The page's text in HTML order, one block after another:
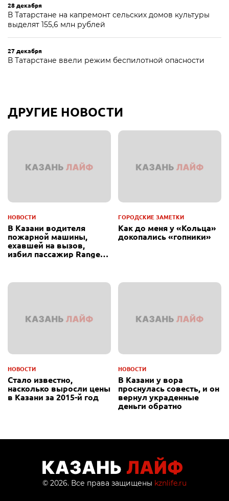
28 декабря
В Татарстане на капремонт сельских домов культуры
выделят 155,6 млн рублей
27 декабря
В Татарстане ввели режим беспилотной опасности
ДРУГИЕ НОВОСТИ
НОВОСТИ
В Казани водителя
пожарной машины,
ехавшей на вызов,
избил пассажир Range
ГОРОДСКИЕ ЗАМЕТКИ
Как до меня у «Кольца»
докопались «гопники»
НОВОСТИ
Стало известно,
насколько выросли цены
в Казани за 2015-й год
НОВОСТИ
В Казани у вора
проснулась совесть, и он
вернул украденные
деньги обратно
© 2026. Все права защищены kznlife.ru